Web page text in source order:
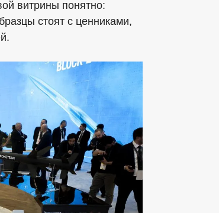
витрины понятно:
стоят с ценниками,